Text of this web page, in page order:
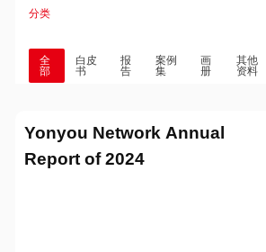
分类
全
部
白皮
书
报
告
案例
集
画
册
其他
资料
Yonyou Network Annual
Report of 2024